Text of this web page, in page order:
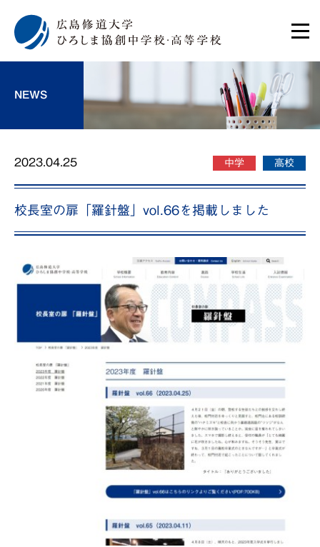
NEWS
2023.04.25 中学 高校
校長室の扉「羅針盤」vol.66を掲載しました